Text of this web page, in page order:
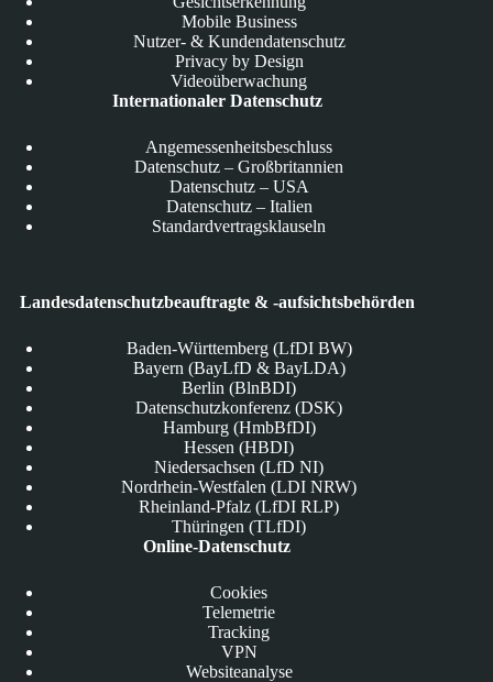
Mobile Business
Nutzer- & Kundendatenschutz
Privacy by Design
Videoüberwachung
Internationaler Datenschutz
Angemessenheitsbeschluss
Datenschutz – Großbritannien
Datenschutz – USA
Datenschutz – Italien
Standardvertragsklauseln
Landesdatenschutzbeauftragte & -aufsichtsbehörden
Baden-Württemberg (LfDI BW)
Bayern (BayLfD & BayLDA)
Berlin (BlnBDI)
Datenschutzkonferenz (DSK)
Hamburg (HmbBfDI)
Hessen (HBDI)
Niedersachsen (LfD NI)
Nordrhein-Westfalen (LDI NRW)
Rheinland-Pfalz (LfDI RLP)
Thüringen (TLfDI)
Online-Datenschutz
Cookies
Telemetrie
Tracking
VPN
Websiteanalyse